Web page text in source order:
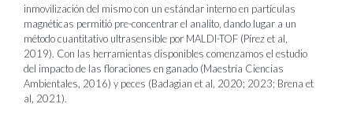
inmovilización del mismo con un estándar interno en partículas
magnéticas permitió pre-concentrar el analito, dando lugar a un
método cuantitativo ultrasensible por MALDI-TOF (Pírez et al,
2019). Con las herramientas disponibles comenzamos el estudio
del impacto de las floraciones en ganado (Maestría Ciencias
Ambientales, 2016) y peces (Badagian et al, 2020; 2023; Brena et
al, 2021).